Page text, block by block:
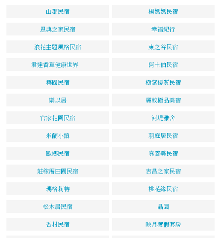
山郡民宿 楊媽媽民宿
恩典之家民宿 幸福紀行
浪花主題風格民宿 東之谷民宿
君達香草健康世界 阿土伯民宿
築園民宿 樹窩優質民宿
樂以居 麗敦極品美宿
官家花園民宿 河堤雅舍
米蘭小鎮 羽庭居民宿
歐鄉民宿 真善美民宿
莊稼厝田園民宿 吉昌之家民宿
瑪格莉特 桃花緣民宿
松木居民宿 晶園
香村民宿 映月渡假套房